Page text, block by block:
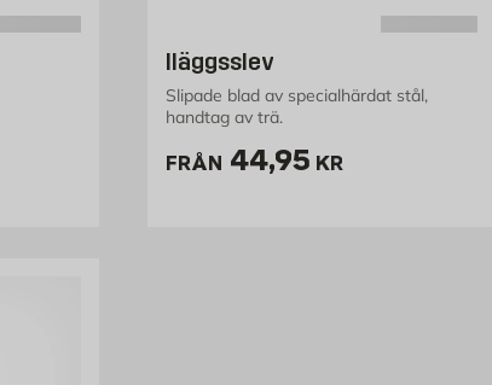
Iläggsslev
Slipade blad av specialhärdat stål,
handtag av trä.
FRÅN Pris 44.95 kr
44,95 KR